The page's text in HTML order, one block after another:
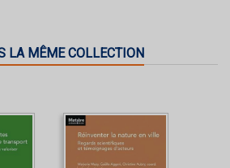
LA MÊME COLLECTION